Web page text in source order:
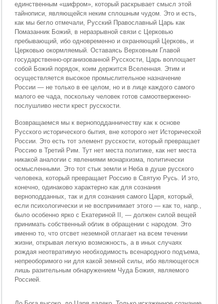
единственным «шифром», который раскрывает смысл этой
тайнописи, являющейся неким сплошным чудом. Это и есть,
как мы бегло отмечали, Русский Православный Царь как
Помазанник Божий, в неразрывной связи с Церковью
пребывающий, ибо одновременно и охраняющий Церковь, и
Церковью окормляемый. Оставаясь Верховным Главой
государственно-организованной Русскости, Царь воплощает
собой Божий порядок, коим держится Вселенная. Этим и
осуществляется высокое промыслительное назначение
России — не только в ее целом, но и в лице каждого самого
малого ее чада, поскольку человек готов самоотверженно-
послушливо нести крест русскости.
Возвращаемся мы к верноподданничеству как к основе
Русского исторического бытия, вне которого нет Исторической
России. Это есть тот элемент русскости, который превращает
Россию в Третий Рим. Тут нет места политике, как нет места
никакой аналогии с явлениями монархизма, политически
осмысленными. Это тот стык земли и Неба в душе русского
человека, который превращает Россию в Святую Русь. И это,
конечно, одинаково характерно как для сознания
верноподданных, так и для сознания самого Царя, который,
если психологически и не воспринимает этого — как то, напр.,
было особенно ярко с Екатериной II, — должен силой вещей
принимать собственный облик в обращении с народом. Это
именно то, что отсвет неземной отлагает на всем течении
жизни, открывая легкую возможность, а в иных случаях
рождая неотвратимую необходимость всенародного подъема,
непреоборимого ни для какой земной силы, ибо являющегося
лишь разительным обнаружением Чуда Божия, являемого
Россией.